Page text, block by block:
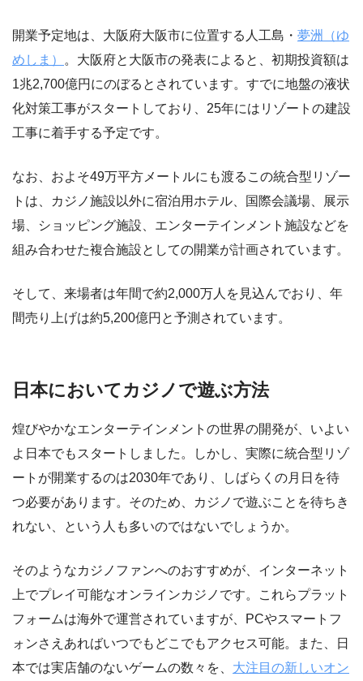
開業予定地は、大阪府大阪市に位置する人工島・ 夢洲（ゆ
めしま）
。大阪府と大阪市の発表によると、初期投資額は
1兆2,700億円にのぼるとされています。すでに地盤の液状
化対策工事がスタートしており、25年にはリゾートの建設
工事に着手する予定です。
なお、およそ49万平方メートルにも渡るこの統合型リゾー
トは、カジノ施設以外に宿泊用ホテル、国際会議場、展示
場、ショッピング施設、エンターテインメント施設などを
組み合わせた複合施設としての開業が計画されています。
そして、来場者は年間で約2,000万人を見込んでおり、年
間売り上げは約5,200億円と予測されています。
日本においてカジノで遊ぶ方法
煌びやかなエンターテインメントの世界の開発が、いよい
よ日本でもスタートしました。しかし、実際に統合型リゾ
ートが開業するのは2030年であり、しばらくの月日を待
つ必要があります。そのため、カジノで遊ぶことを待ちき
れない、という人も多いのではないでしょうか。
そのようなカジノファンへのおすすめが、インターネット
上でプレイ可能なオンラインカジノです。これらプラット
フォームは海外で運営されていますが、PCやスマートフ
ォンさえあればいつでもどこでもアクセス可能。また、日
本では実店舗のないゲームの数々を、 大注目の新しいオン